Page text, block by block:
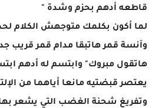
قاطعه أدهم بحزم وشدة "
لما أكون بكلمك متوجهش الكلام لحد
وآنسة قمر هاتبقا مدام قمر قريب
هاتقول مبروك" وابتسم له أدهم
يعتصر قبضتيه مانعا أياهما من
وتفريغ شحنة الغضب التي يشعر